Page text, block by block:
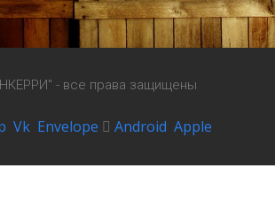
- все права защищены
Vk Envelope Android Apple